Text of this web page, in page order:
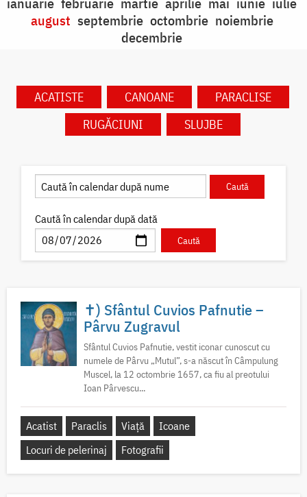
august septembrie octombrie noiembrie
decembrie
ACATISTE CANOANE
PARACLISE
RUGĂCIUNI
SLUJBE
Caută în calendar după dată
✝) Sfântul Cuvios Pafnutie –
Pârvu Zugravul
Sfântul Cuvios Pafnutie, vestit iconar cunoscut cu
numele de Pârvu „Mutul”, s-a născut în Câmpulung
Muscel, la 12 octombrie 1657, ca fiu al preotului
Ioan Pârvescu...
Acatist Paraclis Viață
Icoane
Locuri de pelerinaj
Fotografii